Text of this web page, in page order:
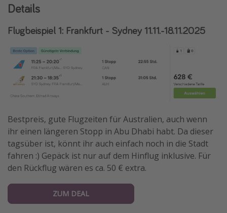
Details
Flugbeispiel 1: Frankfurt - Sydney 11.11.-18.11.2025
Bestpreis, gute Flugzeiten für Australien, auch wenn
ihr einen längeren Stopp in Abu Dhabi habt. Da dieser
tagsüber ist, könnt ihr auch einfach noch in die Stadt
fahren :) Gepäck ist nur auf dem Hinflug inklusive. Für
den Rückflug wären es ca. 50 € extra.
ZUM DEAL